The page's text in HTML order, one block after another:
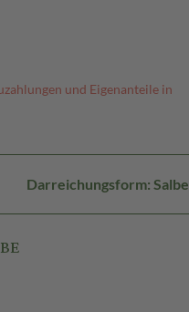
und Eigenanteile in
Darreichungsform: Salbe